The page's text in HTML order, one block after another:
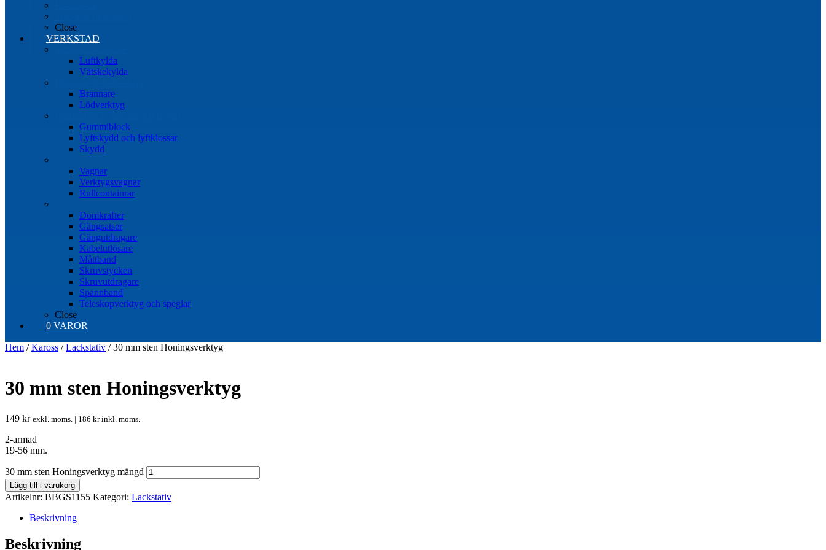
Close
VERKSTAD
Luftkylda
Vätskekylda
Brännare
Lödverktyg
Gummiblock
Lyftskydd och lyftklossar
Skydd
Vagnar
Verktygsvagnar
Rullcontainrar
Domkrafter
Gängsatser
Gängutdragare
Kabelutlösare
Måttband
Skruvstycken
Skruvutdragare
Spännband
Teleskopverktyg och speglar
Close
0 VAROR
Hem /Kaross /Lackstativ / 30 mm sten Honingsverktyg
30 mm sten Honingsverktyg
149 kr exkl. moms. | 186 krinkl. moms.
2-armad
19-56 mm.
30 mm sten Honingsverktyg mängd
Lägg till i varukorg
Artikelnr: BBGS1155 Kategori: Lackstativ
Beskrivning
Beskrivning